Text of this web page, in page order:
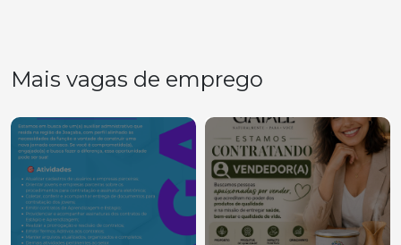
Mais vagas de emprego